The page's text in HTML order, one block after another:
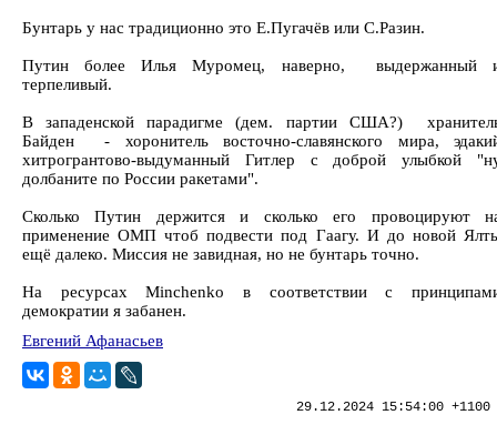
Бунтарь у нас традиционно это Е.Пугачёв или С.Разин.
Путин более Илья Муромец, наверно, выдержанный
терпеливый.
В западенской парадигме (дем. партии США?)
Байден - хоронитель восточно-славянского мира,
хитрогрантово-выдуманный Гитлер с доброй улыбкой
долбаните по России ракетами".
Сколько Путин держится и сколько его провоцируют
применение ОМП чтоб подвести под Гаагу. И до новой
ещё далеко. Миссия не завидная, но не бунтарь точно.
На ресурсах Minchenko в соответствии с
демократии я забанен.
Евгений Афанасьев
29.12.2024 15:54:00 +1100